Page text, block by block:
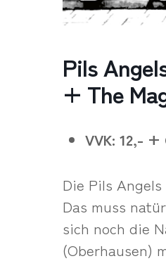
Pils
+ The
VVK: 12,-
Die Pils
Das muss
sich noch die
(Oberhausen)